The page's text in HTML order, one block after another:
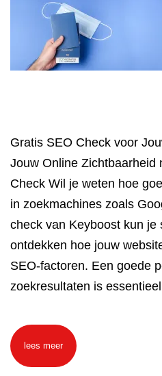
Gratis SEO Check voor
Jouw Online Zichtbaarheid
Check Wil je weten hoe
in zoekmachines zoals
check van Keyboost kun je
ontdekken hoe jouw
SEO-factoren. Een goede
zoekresultaten is essentieel
lees meer